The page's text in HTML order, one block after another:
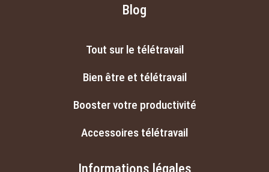
Blog
Tout sur le télétravail
Bien être et télétravail
Booster votre productivité
Accessoires télétravail
Informations légales